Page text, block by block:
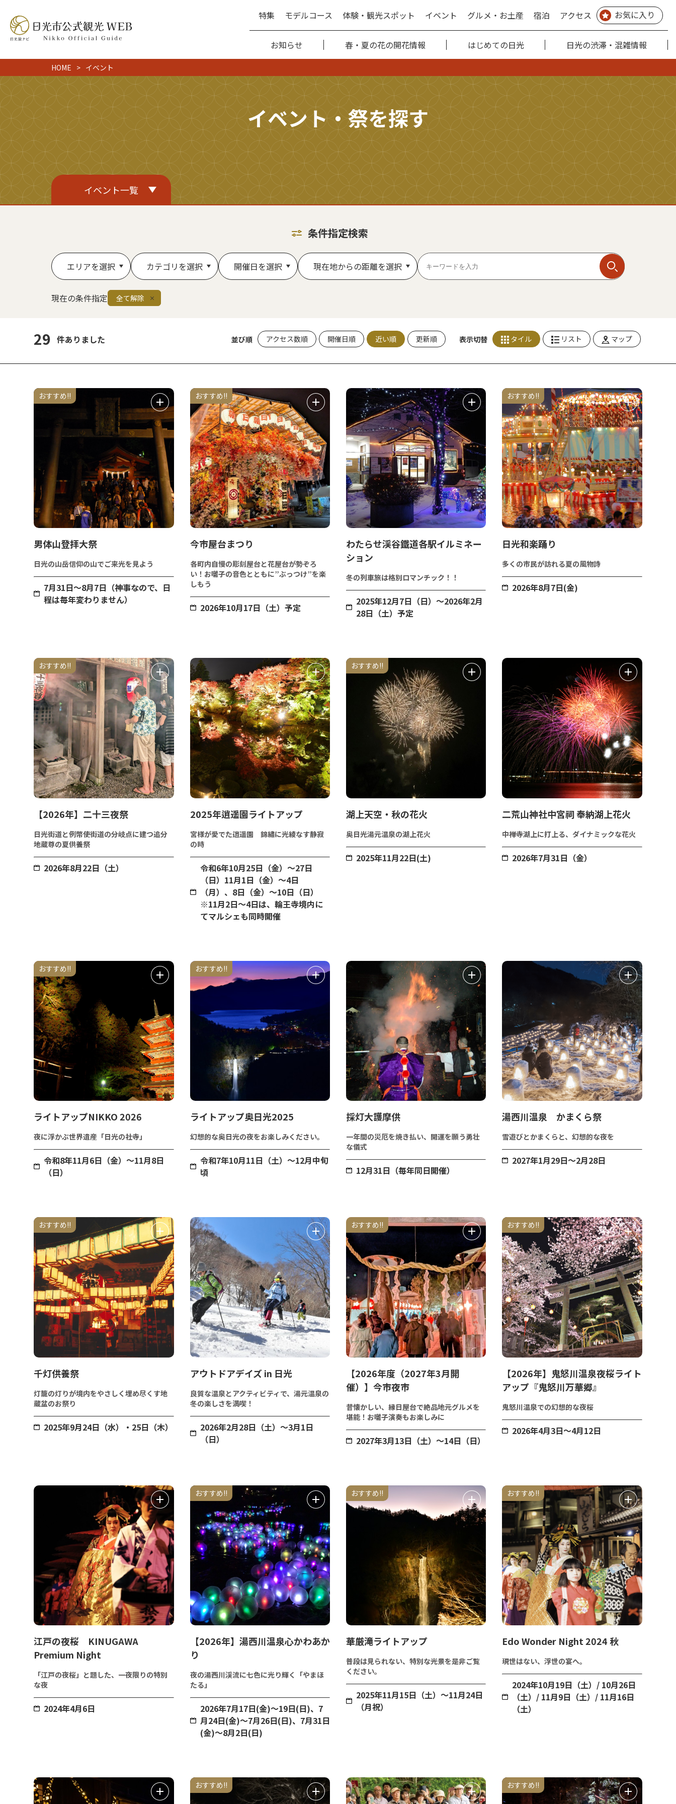
特集 モデルコース 体験・観光スポット イベント グルメ・お土産 宿泊 アクセス お気に入り
お知らせ 春・夏の花の開花情報 はじめての日光 日光の渋滞・混雑情報
HOME イベント
イベント・祭を探す
イベント一覧
条件指定検索
エリアを選択 カテゴリを選択 開催日を選択 現在地からの距離を選択
現在の条件指定 全て解除
29 件ありました 並び順 アクセス数順 開催日順 近い順 更新順 表示切替 タイル リスト マップ
おすすめ!!
男体山登拝大祭
日光の山岳信仰の山でご来光を見よう
7月31日～8月7日（神事なので、日
程は毎年変わりません）
おすすめ!!
今市屋台まつり
各町内自慢の彫刻屋台と花屋台が勢ぞろ
い！お囃子の音色とともに”ぶっつけ”を楽
しもう
2026年10月17日（土）予定
わたらせ渓谷鐵道各駅イルミネー
ション
冬の列車旅は格別ロマンチック！！
2025年12月7日（日）～2026年2月
28日（土）予定
おすすめ!!
日光和楽踊り
多くの市民が訪れる夏の風物詩
2026年8月7日(金)
おすすめ!!
【2026年】二十三夜祭
日光街道と例幣使街道の分岐点に建つ追分
地蔵尊の夏供養祭
2026年8月22日（土）
2025年逍遥園ライトアップ
宮様が愛でた逍遥園 錦繡に光綾なす静寂
の時
令和6年10月25日（金）～27日
（日）11月1日（金）～4日
（月）、8日（金）～10日（日）
※11月2日～4日は、輪王寺境内に
てマルシェも同時開催
おすすめ!!
湖上天空・秋の花火
奥日光湯元温泉の湖上花火
2025年11月22日(土)
二荒山神社中宮祠 奉納湖上花火
中禅寺湖上に打上る、ダイナミックな花火
2026年7月31日（金）
おすすめ!!
ライトアップNIKKO 2026
夜に浮かぶ世界遺産「日光の社寺」
令和8年11月6日（金）～11月8日
（日）
おすすめ!!
ライトアップ奥日光2025
幻想的な奥日光の夜をお楽しみください。
令和7年10月11日（土）～12月中旬
頃
採灯大護摩供
一年間の災厄を焼き払い、開運を願う勇壮
な儀式
12月31日（毎年同日開催）
湯西川温泉 かまくら祭
雪遊びとかまくらと、幻想的な夜を
2027年1月29日～2月28日
おすすめ!!
千灯供養祭
灯籠の灯りが境内をやさしく埋め尽くす地
蔵盆のお祭り
2025年9月24日（水）・25日（木）
アウトドアデイズ in 日光
良質な温泉とアクティビティで、湯元温泉の
冬の楽しさを満喫！
2026年2月28日（土）～3月1日
（日）
おすすめ!!
【2026年度（2027年3月開
催）】今市夜市
昔懐かしい、縁日屋台で絶品地元グルメを
堪能！お囃子演奏もお楽しみに
2027年3月13日（土）～14日（日）
おすすめ!!
【2026年】鬼怒川温泉夜桜ライト
アップ『鬼怒川万華郷』
鬼怒川温泉での幻想的な夜桜
2026年4月3日～4月12日
江戸の夜桜 KINUGAWA
Premium Night
「江戸の夜桜」と題した、一夜限りの特別
な夜
2024年4月6日
おすすめ!!
【2026年】湯西川温泉心かわあか
り
夜の湯西川渓流に七色に光り輝く「やまほ
たる」
2026年7月17日(金)～19日(日)、7
月24日(金)～7月26日(日)、7月31日
(金)～8月2日(日)
おすすめ!!
華厳滝ライトアップ
普段は見られない、特別な光景を是非ご覧
ください。
2025年11月15日（土）～11月24日
（月祝）
おすすめ!!
Edo Wonder Night 2024 秋
現世はない、浮世の宴へ。
2024年10月19日（土）/ 10月26日
（土）/ 11月9日（土）/ 11月16日
（土）
おすすめ!! おすすめ!!